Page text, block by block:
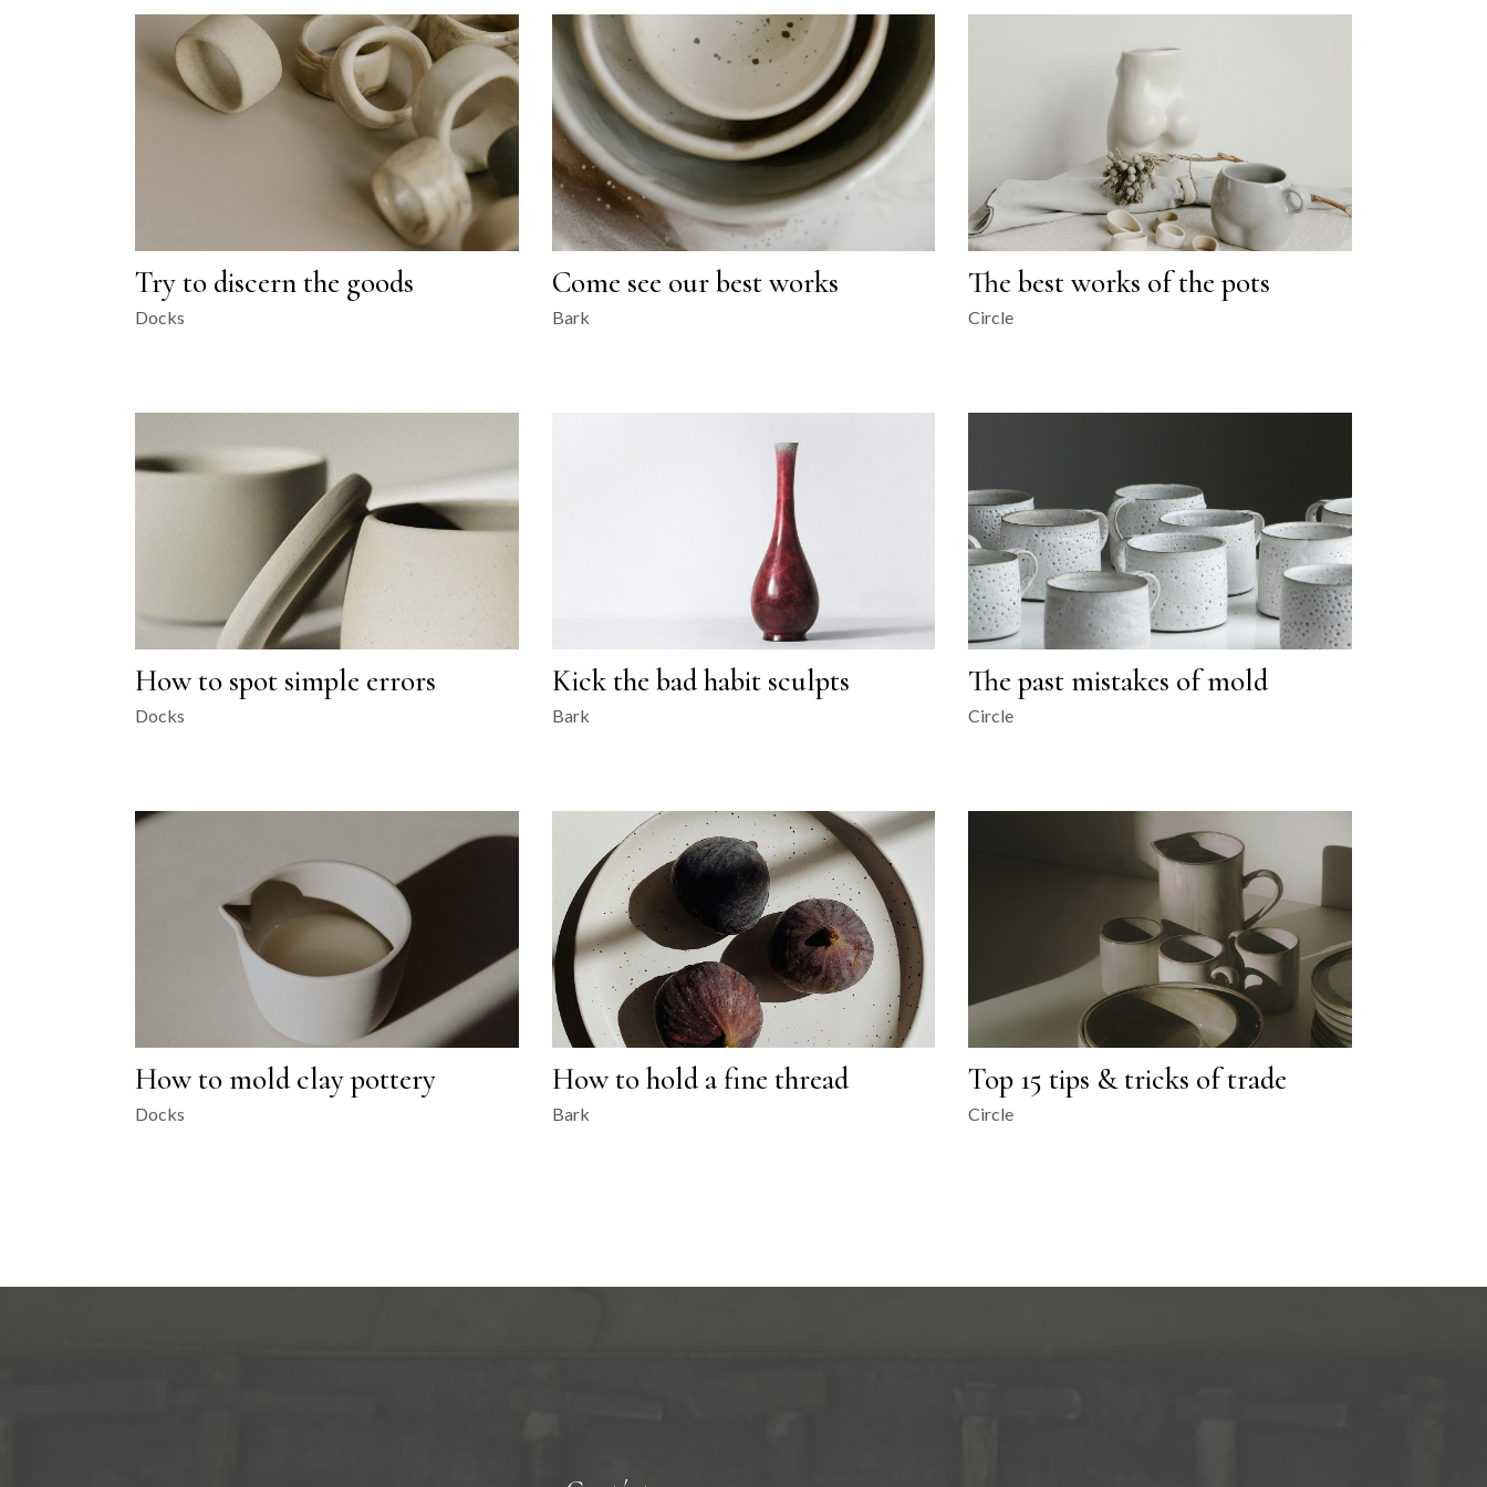
Try to discern the goods
Docks
Come see our best works
Bark
The best works of the pots
Circle
How to spot simple errors
Docks
Kick the bad habit sculpts
Bark
The past mistakes of mold
Circle
How to mold clay pottery
Docks
How to hold a fine thread
Bark
Top 15 tips & tricks of trade
Circle